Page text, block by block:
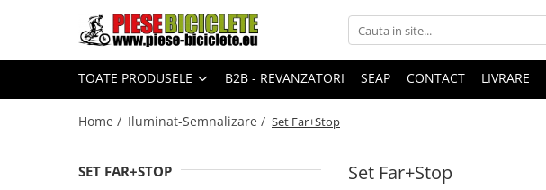
Toate Produsele
Biciclete
Biciclete fara pedale
TOATE PRODUSELE B2B - REVANZATORI SEAP CONTACT LIVRARE
Home / Iluminat-Semnalizare / Set Far+Stop
Set Far+Stop
SET FAR+STOP